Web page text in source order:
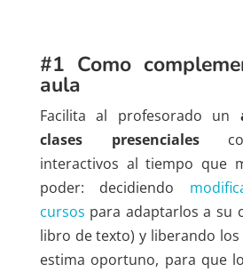
#1 Como
aula
Facilita al profesorado un
clases presencialescon
interactivos al tiempo que
poder: decidiendo
cursos para adaptarlos a su
libro de texto) y liberando
estima oportuno, para que